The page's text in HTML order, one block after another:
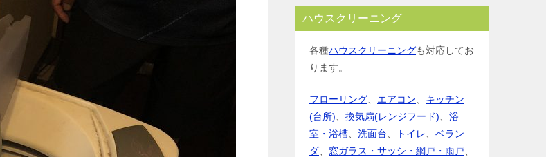
ハウスクリーニング
各種ハウスクリーニングも対応してお
ります。
フローリング エアコン
キッチン
(台所)
換気扇(レンジフード)
浴
室・浴槽
洗面台 トイレ
ベラン
ダ
窓ガラス・サッシ・網戸・雨戸